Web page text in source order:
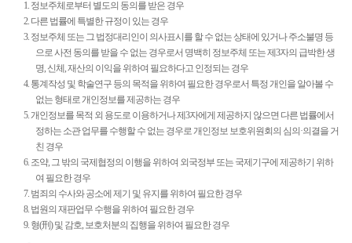
1. 정보주체로부터 별도의 동의를 받은 경우
2. 다른 법률에 특별한 규정이 있는 경우
3. 정보주체 또는 그 법정대리인이 의사표시를 할 수 없는 상태에 있거나 주소불명 등
으로 사전 동의를 받을 수 없는 경우로서 명백히 정보주체 또는 제3자의 급박한 생
명, 신체, 재산의 이익을 위하여 필요하다고 인정되는 경우
4. 통계작성 및 학술연구 등의 목적을 위하여 필요한 경우로서 특정 개인을 알아볼 수
없는 형태로 개인정보를 제공하는 경우
5. 개인정보를 목적 외 용도로 이용하거나 제3자에게 제공하지 않으면 다른 법률에서
정하는 소관 업무를 수행할 수 없는 경우로 개인정보 보호위원회의 심의·의결을 거
친 경우
6. 조약, 그 밖의 국제협정의 이행을 위하여 외국정부 또는 국제기구에 제공하기 위하
여 필요한 경우
7. 범죄의 수사와 공소에 제기 및 유지를 위하여 필요한 경우
8. 법원의 재판업무 수행을 위하여 필요한 경우
9. 형(刑) 및 감호, 보호처분의 집행을 위하여 필요한 경우